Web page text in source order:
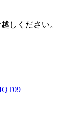
しください。